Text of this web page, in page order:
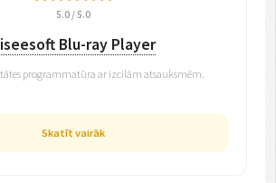
5.0 / 5.0
Blu-ray Player
programmatūra ar izcilām atsauksmēm.
Skatīt vairāk